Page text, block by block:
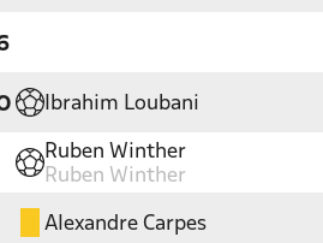
Ibrahim Loubani
Ruben Winther
Ruben Winther
Alexandre Carpes